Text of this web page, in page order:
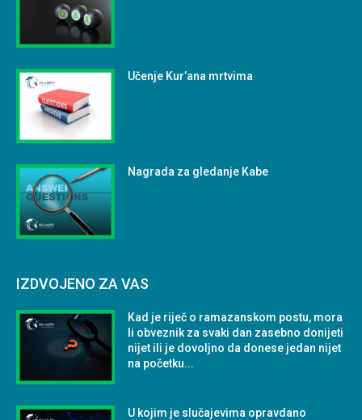
Učenje Kur’ana mrtvima
Nagrada za gledanje Kabe
IZDVOJENO ZA VAS
Kad je riječ o ramazanskom postu, mora
li obveznik za svaki dan zasebno donijeti
nijet ili je dovoljno da donese jedan nijet
na početku...
U kojim je slučajevima opravdano